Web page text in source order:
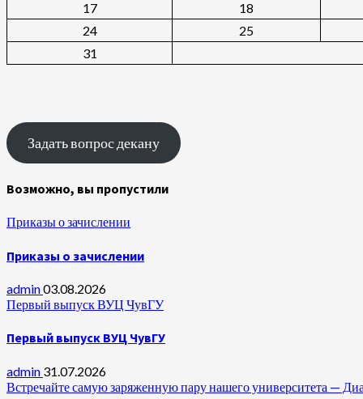
17
18
24
25
31
Задать вопрос декану
Возможно, вы пропустили
Приказы о зачислении
Приказы о зачислении
admin03.08.2026
Первый выпуск ВУЦ ЧувГУ
Первый выпуск ВУЦ ЧувГУ
admin 31.07.2026
Встречайте самую заряженную пару нашего